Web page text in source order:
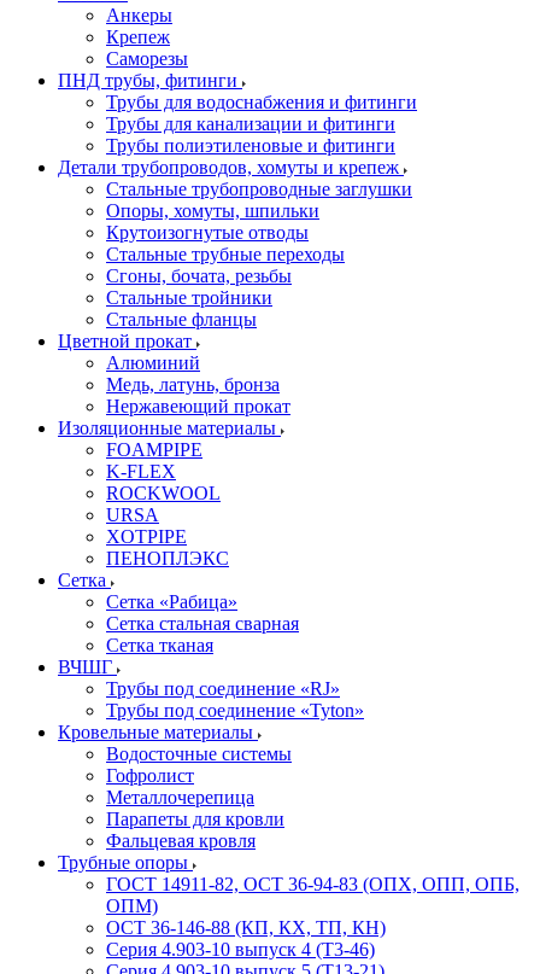
Анкеры
Крепеж
Саморезы
ПНД трубы, фитинги
Трубы для водоснабжения и фитинги
Трубы для канализации и фитинги
Трубы полиэтиленовые и фитинги
Детали трубопроводов, хомуты и крепеж
Стальные трубопроводные заглушки
Опоры, хомуты, шпильки
Крутоизогнутые отводы
Стальные трубные переходы
Сгоны, бочата, резьбы
Стальные тройники
Стальные фланцы
Цветной прокат
Алюминий
Медь, латунь, бронза
Нержавеющий прокат
Изоляционные материалы
FOAMPIPE
K-FLEX
ROCKWOOL
URSA
XOTPIPE
ПЕНОПЛЭКС
Сетка
Сетка «Рабица»
Сетка стальная сварная
Сетка тканая
ВЧШГ
Трубы под соединение «RJ»
Трубы под соединение «Tyton»
Кровельные материалы
Водосточные системы
Гофролист
Металлочерепица
Парапеты для кровли
Фальцевая кровля
Трубные опоры
ГОСТ 14911-82, ОСТ 36-94-83 (ОПХ, ОПП, ОПБ,
ОПМ)
ОСТ 36-146-88 (КП, КХ, ТП, КН)
Серия 4.903-10 выпуск 4 (Т3-46)